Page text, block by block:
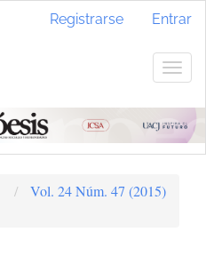
Registrarse Entrar
Vol. 24 Núm. 47 (2015)